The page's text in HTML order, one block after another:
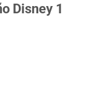
Disney 1